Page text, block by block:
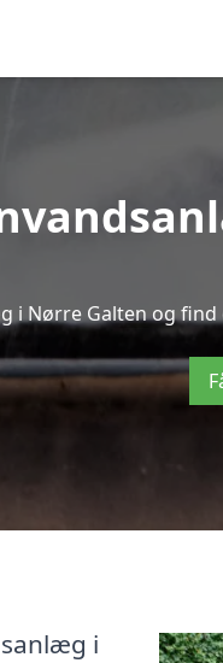
i Nørre Galten og
i